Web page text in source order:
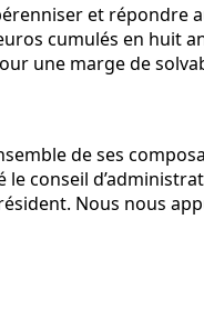
et répondre
cumulés en huit
une marge de
de ses
conseil
Nous nous